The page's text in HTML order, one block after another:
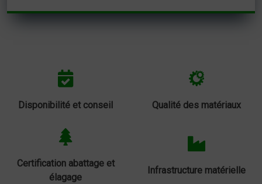
Disponibilité et conseil Qualité des matériaux
Certification abattage et
élagage
Infrastructure matérielle